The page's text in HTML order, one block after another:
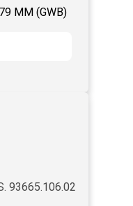
ММ (GWB)